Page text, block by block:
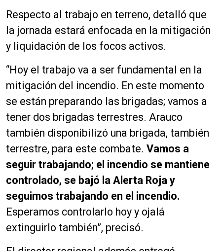
Respecto al trabajo en terreno, detalló que
la jornada estará enfocada en la mitigación
y liquidación de los focos activos.
“Hoy el trabajo va a ser fundamental en la
mitigación del incendio. En este momento
se están preparando las brigadas; vamos a
tener dos brigadas terrestres. Arauco
también disponibilizó una brigada, también
terrestre, para este combate. Vamos a
seguir trabajando; el incendio se mantiene
controlado, se bajó la Alerta Roja y
seguimos trabajando en el incendio.
Esperamos controlarlo hoy y ojalá
extinguirlo también”, precisó.